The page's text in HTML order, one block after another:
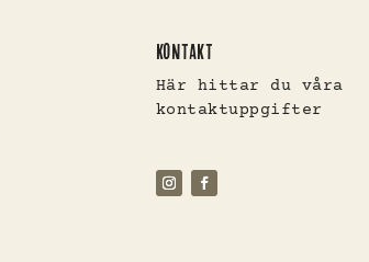
KONTAKT
Här hittar du våra
kontaktuppgifter